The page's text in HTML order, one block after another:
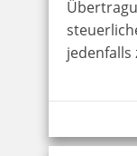
jedenfalls